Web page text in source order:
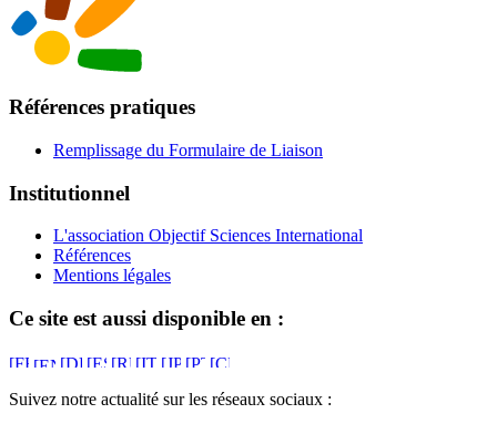
Références pratiques
Remplissage du Formulaire de Liaison
Institutionnel
L'association Objectif Sciences International
Références
Mentions légales
Ce site est aussi disponible en :
Suivez notre actualité sur les réseaux sociaux :